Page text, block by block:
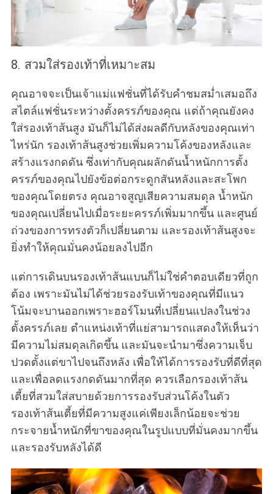
8. สวมใส่รองเท้าที่เหมาะสม
คุณอาจจะเป็นเจ้าแม่แฟชั่นที่ได้รับคำชมสม่ำเสมอถึง
สไตล์แฟชั่นระหว่างตั้งครรภ์ของคุณ แต่ถ้าคุณยังคง
ใส่รองเท้าส้นสูง มันก็ไม่ได้ส่งผลดีกับหลังของคุณเท่า
ไหร่นัก รองเท้าส้นสูงช่วยเพิ่มความโค้งของหลังและ
สร้างแรงกดดัน ซึ่งเท่ากับคุณผลักดันน้ำหนักการตั้ง
ครรภ์ของคุณไปยังข้อต่อกระดูกสันหลังและสะโพก
ของคุณโดยตรง คุณอาจสูญเสียความสมดุล น้ำหนัก
ของคุณเปลี่ยนไปเมื่อระยะครรภ์เพิ่มมากขึ้น และศูนย์
ถ่วงของการทรงตัวก็เปลี่ยนตาม และรองเท้าส้นสูงจะ
ยิ่งทำให้คุณมั่นคงน้อยลงไปอีก
แต่การเดินบนรองเท้าส้นแบนก็ไม่ใช่คำตอบเดียวที่ถูก
ต้อง เพราะมันไม่ได้ช่วยรองรับเท้าของคุณที่มีแนว
โน้มจะบานออกเพราะฮอร์โมนที่เปลี่ยนแปลงในช่วง
ตั้งครรภ์เลย ตำแหน่งเท้าที่แย่สามารถแสดงให้เห็นว่า
มีความไม่สมดุลเกิดขึ้น และมันจะนำมาซึ่งความเจ็บ
ปวดตั้งแต่ขาไปจนถึงหลัง เพื่อให้ได้การรองรับที่ดีที่สุด
และเพื่อลดแรงกดดันมากที่สุด ควรเลือกรองเท้าส้น
เตี้ยที่สวมใส่สบายด้วยการรองรับส่วนโค้งในตัว
รองเท้าส้นเตี้ยที่มีความสูงแค่เพียงเล็กน้อยจะช่วย
กระจายน้ำหนักที่ขาของคุณในรูปแบบที่มั่นคงมากขึ้น
และรองรับหลังได้ดี